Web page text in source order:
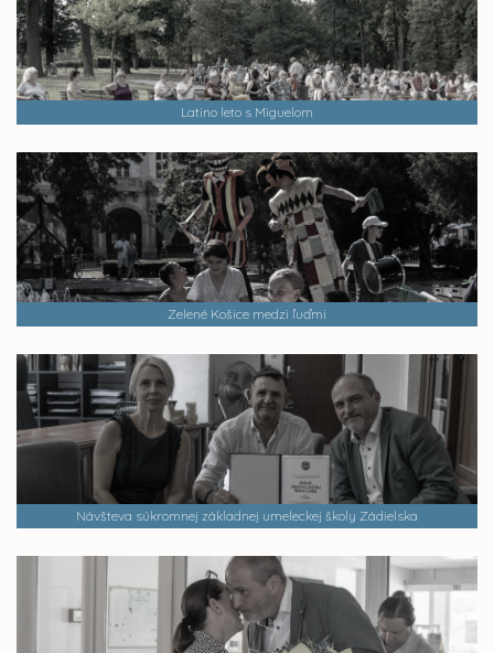
Latino leto s Miguelom
Zelené Košice medzi ľuďmi
Návšteva súkromnej základnej umeleckej školy Zádielska